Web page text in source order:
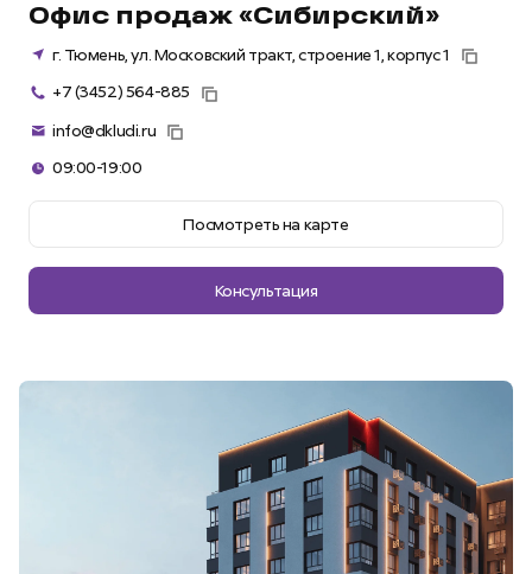
Офис продаж «Сибирский»
г. Тюмень, ул. Московский тракт, строение 1, корпус 1
+7 (3452) 564-885
info@dkludi.ru
09:00-19:00
Посмотреть на карте
Консультация